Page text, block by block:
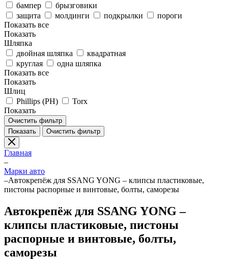
бампер
брызговики
защита
молдинги подкрылки
пороги
Показать все
Показать
Шляпка
двойная шляпка
квадратная
круглая
одна шляпка
Показать все
Показать
Шлиц
Phillips (PH)
Torx
Показать
Очистить фильтр
Показать
Очистить фильтр
Главная
–
Марки авто
–Автокрепёж для SSANG YONG – клипсы пластиковые,
пистоны распорные и винтовые, болты, саморезы
Автокрепёж для SSANG YONG –
клипсы пластиковые, пистоны
распорные и винтовые, болты,
саморезы